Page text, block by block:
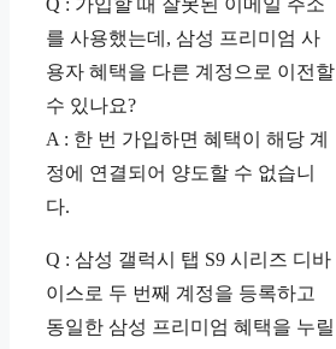
Q : 가입할 때 잘못된 이메일 주소
를 사용했는데, 삼성 프리미엄 사
용자 혜택을 다른 계정으로 이전할
수 있나요?
A : 한 번 가입하면 혜택이 해당 계
정에 연결되어 양도할 수 없습니
다.
Q : 삼성 갤럭시 탭 S9 시리즈 디바
이스로 두 번째 계정을 등록하고
동일한 삼성 프리미엄 혜택을 누릴